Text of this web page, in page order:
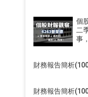
個
二
事
財務報告簡析
財務報告簡析